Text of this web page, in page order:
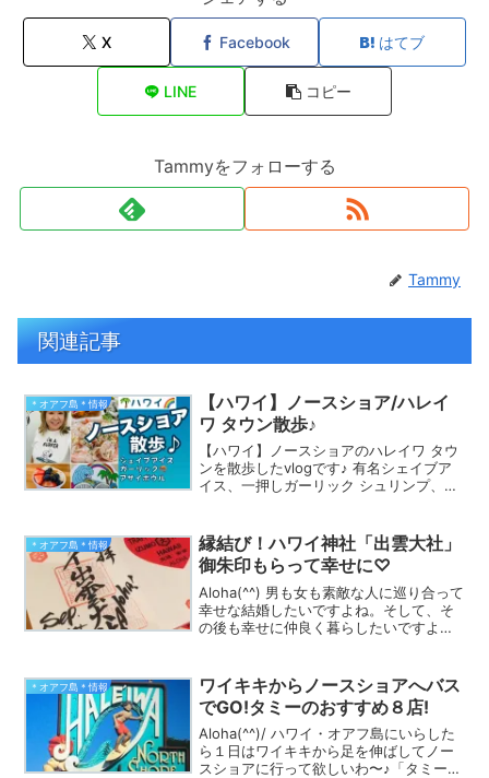
X Facebook はてブ
LINE コピー
Tammyをフォローする
Tammy
関連記事
＊オアフ島＊情報
【ハワイ】ノースショア/ハレイ
ワ タウン散歩♪
【ハワイ】ノースショアのハレイワ タウ
ンを散歩したvlogです♪ 有名シェイブア
イス、一押しガーリック シュリンプ、ア
す。一緒にノースショアの散歩気分を味
わってくださいね
＊オアフ島＊情報
縁結び！ハワイ神社「出雲大社」
御朱印もらって幸せに♡
Aloha(^^) 男も女も素敵な人に巡り合って
幸せな結婚したいですよね。そして、そ
の後も幸せに仲良く暮らしたいですよね
出雲大社は縁結びの神様なのよ；）そし
て出雲大社で...
＊オアフ島＊情報
ワイキキからノースショアへバス
でGO!タミーのおすすめ８店!
Aloha(^^)/ ハワイ・オアフ島にいらした
ら１日はワイキキから足を伸ばしてノー
スショアに行って欲しいわ〜♪「タミーさ